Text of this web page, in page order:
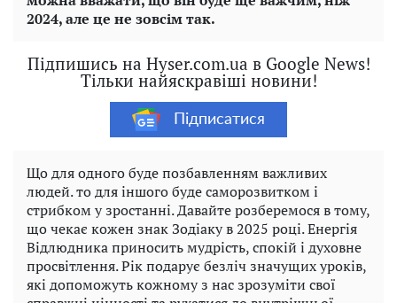
2024, але це не зовсім так.
Підпишись на Hyser.com.ua в Google News!
Тільки найяскравіші новини!
Підписатися
Що для одного буде позбавленням важливих
людей. то для іншого буде саморозвитком і
стрибком у зростанні. Давайте розберемося в тому,
що чекає кожен знак Зодіаку в 2025 році. Енергія
Відлюдника приносить мудрість, спокій і духовне
просвітлення. Рік подарує безліч значущих уроків,
які допоможуть кожному з нас зрозуміти свої